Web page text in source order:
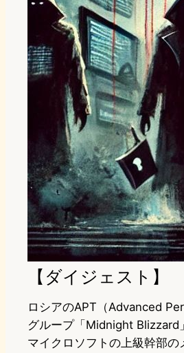
【ダイジェスト】
ロシアのAPT（Advanced
グループ「Midnight Blizzard
マイクロソフトの上級幹部の